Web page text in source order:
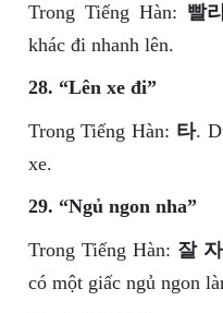
Trong Tiếng Hàn: 빨
khác đi nhanh lên.
28. “Lên xe đi”
Trong Tiếng Hàn: 타.
xe.
29. “Ngủ ngon nha”
Trong Tiếng Hàn: 잘 자
có một giấc ngủ ngon